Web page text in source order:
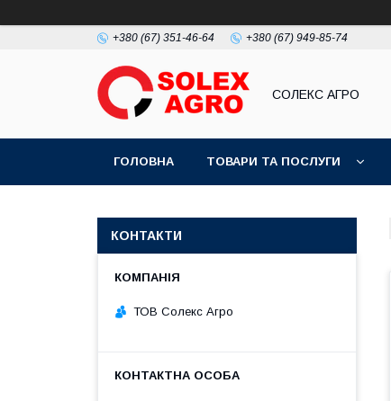
+380 (67) 351-46-64 +380 (67) 949-85-74
СОЛЕКС АГРО
ГОЛОВНА ТОВАРИ ТА ПОСЛУГИ
КОНТАКТИ
ТОВ Солекс Агро